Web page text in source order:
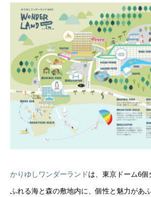
かりゆしワンダーランドは、東京ドーム6
ふれる海と森の敷地内に、個性と魅力があ